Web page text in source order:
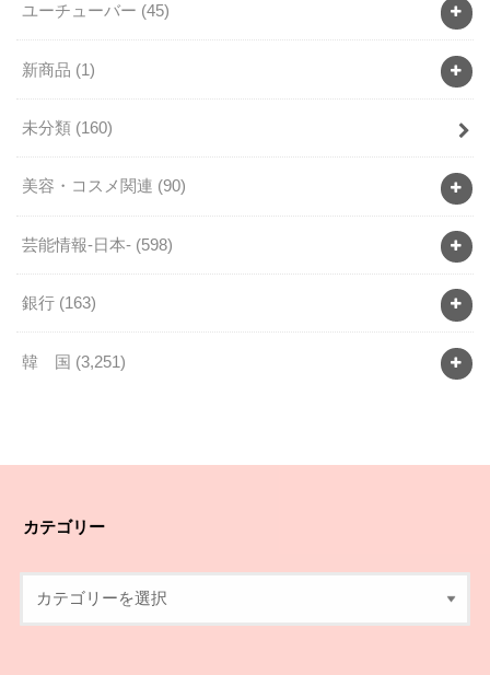
ユーチューバー (45)
新商品 (1)
未分類 (160)
美容・コスメ関連 (90)
芸能情報-日本- (598)
銀行 (163)
韓 国 (3,251)
カテゴリー